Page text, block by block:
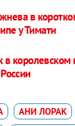
в
у Тимати
в королевском
АНИ ЛОРАК